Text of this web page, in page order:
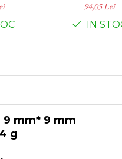
94,05 Lei
IN
mm* 9 mm
g